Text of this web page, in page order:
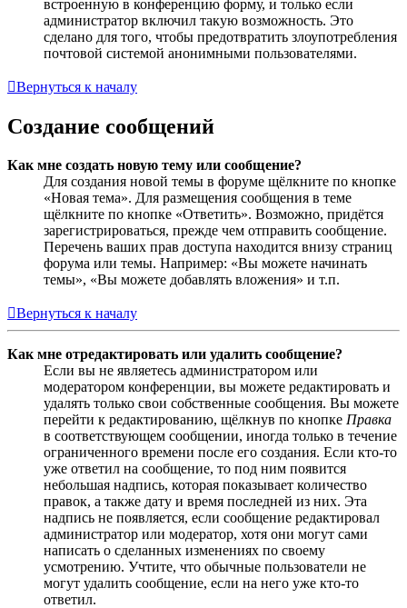
встроенную в конференцию форму, и только если
администратор включил такую возможность. Это
сделано для того, чтобы предотвратить злоупотребления
почтовой системой анонимными пользователями.
Вернуться к началу
Создание сообщений
Как мне создать новую тему или сообщение?
Для создания новой темы в форуме щёлкните по кнопке
«Новая тема». Для размещения сообщения в теме
щёлкните по кнопке «Ответить». Возможно, придётся
зарегистрироваться, прежде чем отправить сообщение.
Перечень ваших прав доступа находится внизу страниц
форума или темы. Например: «Вы можете начинать
темы», «Вы можете добавлять вложения» и т.п.
Вернуться к началу
Как мне отредактировать или удалить сообщение?
Если вы не являетесь администратором или
модератором конференции, вы можете редактировать и
удалять только свои собственные сообщения. Вы можете
перейти к редактированию, щёлкнув по кнопке Правка
в соответствующем сообщении, иногда только в течение
ограниченного времени после его создания. Если кто-то
уже ответил на сообщение, то под ним появится
небольшая надпись, которая показывает количество
правок, а также дату и время последней из них. Эта
надпись не появляется, если сообщение редактировал
администратор или модератор, хотя они могут сами
написать о сделанных изменениях по своему
усмотрению. Учтите, что обычные пользователи не
могут удалить сообщение, если на него уже кто-то
ответил.